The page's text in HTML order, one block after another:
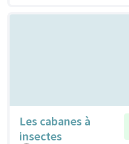
Les cabanes à
insectes